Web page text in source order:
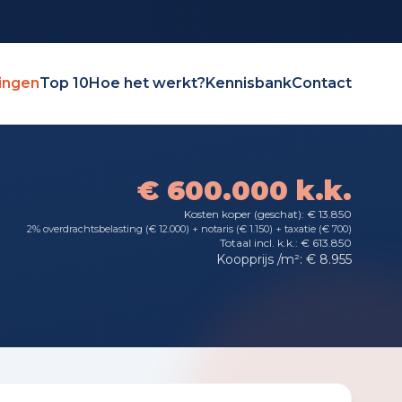
Top 10Hoe het werkt?KennisbankContact
€ 600.000 k.k.
Kosten koper (geschat): € 13.850
2% overdrachtsbelasting (€ 12.000) + notaris (€ 1.150) + taxatie (€ 700)
Totaal incl. k.k.: € 613.850
Koopprijs /m²: € 8.955